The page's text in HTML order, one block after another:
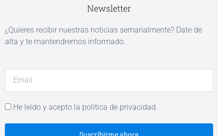
Newsletter
¿Quieres recibir nuestras noticias semanalmente? Date de
alta y te mantendremos informado.
He leído y acepto la política de privacidad.